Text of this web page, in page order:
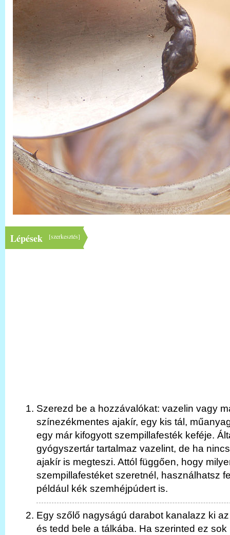
[szerkesztés]
Lépések
Szerezd be a hozzávalókat: vazelin vagy
színezékmentes ajakír, egy kis tál,
egy már kifogyott szempillafesték keféje.
gyógyszertár tartalmaz vazelint, de ha
ajakír is megteszi. Attól függően, hogy
szempillafestéket szeretnél, használhatsz
például kék szemhéjpúdert is.
Egy szőlő nagyságú darabot kanalazz ki
és tedd bele a tálkába. Ha szerinted ez